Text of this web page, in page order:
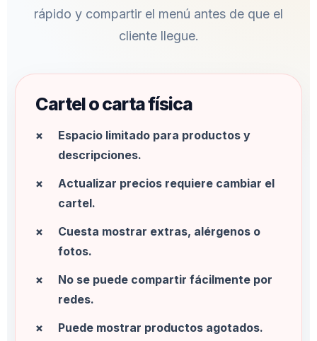
rápido y compartir el menú antes de que el
cliente llegue.
Cartel o carta física
Espacio limitado para productos y
descripciones.
Actualizar precios requiere cambiar el
cartel.
Cuesta mostrar extras, alérgenos o
fotos.
No se puede compartir fácilmente por
redes.
Puede mostrar productos agotados.